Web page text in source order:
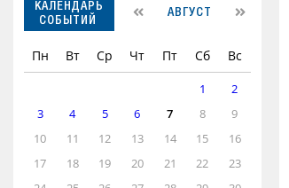
КАЛЕНДАРЬ
СОБЫТИЙ
АВГУСТ
Пн Вт Ср Чт Пт Сб Вс
1
2
3
4 5 6 7 8
9
10
11 12 13 14 15
16
17
18 19 20 21 22
23